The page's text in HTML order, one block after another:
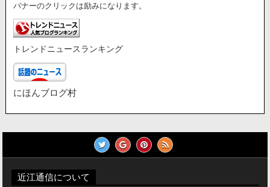
バナーのクリックは励みになります。
トレンドニュースランキング
にほんブログ村
近江通信について